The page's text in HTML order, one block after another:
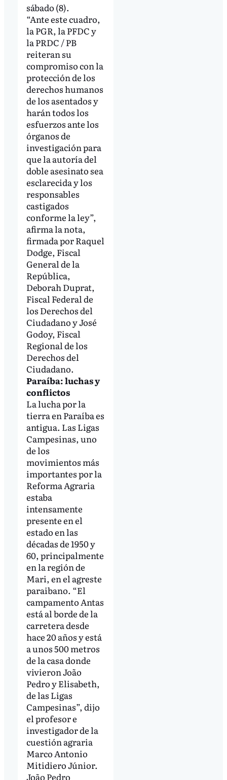
sábado (8).
“Ante este cuadro,
la PGR, la PFDC y
la PRDC / PB
reiteran su
compromiso con la
protección de los
derechos humanos
de los asentados y
harán todos los
esfuerzos ante los
órganos de
investigación para
que la autoría del
doble asesinato sea
esclarecida y los
responsables
castigados
conforme la ley”,
afirma la nota,
firmada por Raquel
Dodge, Fiscal
General de la
República,
Deborah Duprat,
Fiscal Federal de
los Derechos del
Ciudadano y José
Godoy, Fiscal
Regional de los
Derechos del
Ciudadano.
Paraíba: luchas y
conflictos
La lucha por la
tierra en Paraíba es
antigua. Las Ligas
Campesinas, uno
de los
movimientos más
importantes por la
Reforma Agraria
estaba
intensamente
presente en el
estado en las
décadas de 1950 y
60, principalmente
en la región de
Mari, en el agreste
paraibano. “El
campamento Antas
está al borde de la
carretera desde
hace 20 años y está
a unos 500 metros
de la casa donde
vivieron João
Pedro y Elisabeth,
de las Ligas
Campesinas”, dijo
el profesor e
investigador de la
cuestión agraria
Marco Antonio
Mitidiero Júnior.
João Pedro